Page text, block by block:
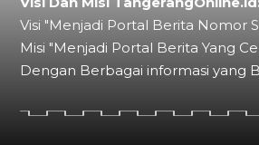
Visi "Menjadi Portal Berita Nomor
Misi "Menjadi Portal Berita Yang
Dengan Berbagai informasi yang